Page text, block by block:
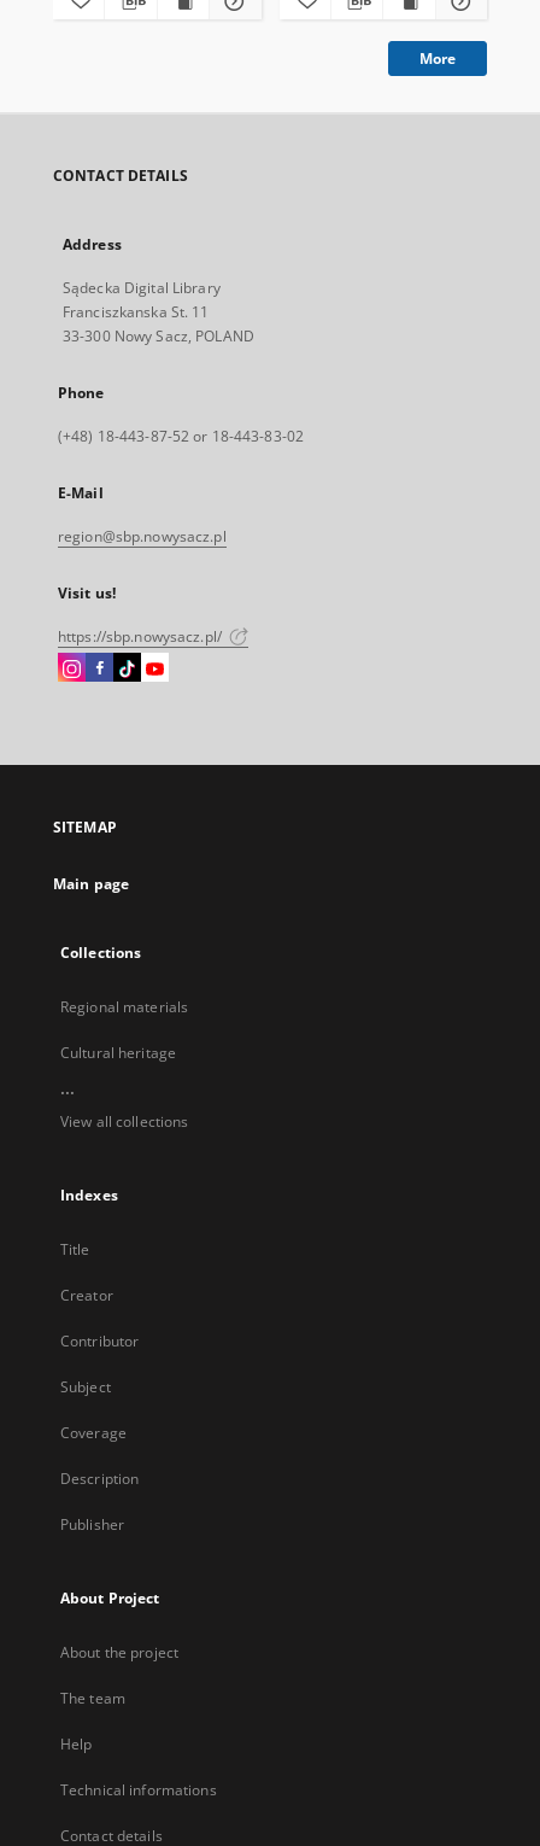
More
CONTACT DETAILS
Address
Sądecka Digital Library
Franciszkanska St. 11
33-300 Nowy Sacz, POLAND
Phone
(+48) 18-443-87-52 or 18-443-83-02
E-Mail
region@sbp.nowysacz.pl
Visit us!
https://sbp.nowysacz.pl/
Instagram
open
new
Facebook
open
new
Instagram
open
new
Instagram
open
SITEMAP
Main page
Collections
Regional materials
Cultural heritage
...
View all collections
Indexes
Title
Creator
Contributor
Subject
Coverage
Description
Publisher
About Project
About the project
The team
Help
Technical informations
Contact details